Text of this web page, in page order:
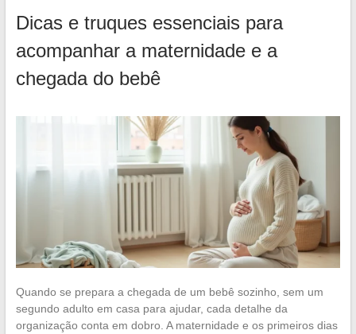
Dicas e truques essenciais para
acompanhar a maternidade e a
chegada do bebê
Quando se prepara a chegada de um bebê sozinho, sem um
segundo adulto em casa para ajudar, cada detalhe da
organização conta em dobro. A maternidade e os primeiros dias